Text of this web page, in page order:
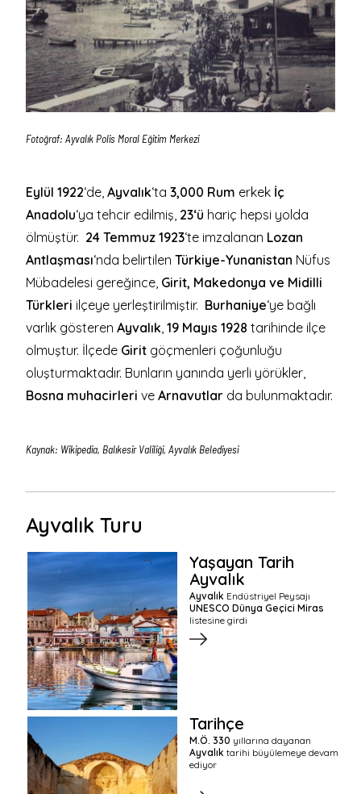
Fotoğraf: Ayvalık Polis Moral Eğitim Merkezi
Eylül 1922‘de,Ayvalık‘ta3,000 Rum erkek İç
Anadolu‘ya tehcir edilmiş, 23‘ü hariç hepsi yolda
ölmüştür. 24 Temmuz 1923‘te imzalanan Lozan
Antlaşması‘nda belirtilenTürkiye-Yunanistan Nüfus
Mübadelesi gereğince, Girit, Makedonya ve Midilli
Türkleri ilçeye yerleştirilmiştir. Burhaniye‘ye bağlı
varlık gösterenAyvalık,19 Mayıs 1928 tarihinde ilçe
olmuştur. İlçede Girit göçmenleri çoğunluğu
oluşturmaktadır. Bunların yanında yerli yörükler,
Bosna muhacirleri veArnavutlar da bulunmaktadır.
Kaynak: Wikipedia, Balıkesir Valiliği, Ayvalık Belediyesi
Ayvalık Turu
Yaşayan Tarih
Ayvalık
Ayvalık Endüstriyel Peysajı
UNESCO Dünya Geçici Miras
listesine girdi
Tarihçe
M.Ö. 330 yıllarına dayanan
Ayvalık tarihi büyülemeye devam
ediyor